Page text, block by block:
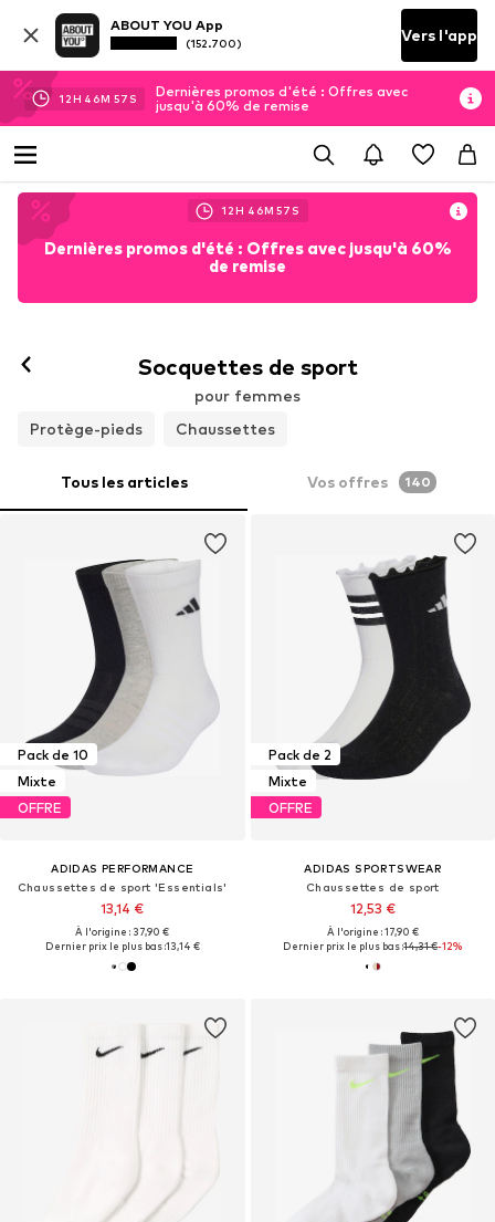
ABOUT YOU App
(152.700) Vers l'app
12H 46M 55 S
Dernières promos d'été : Offres avec
jusqu'à 60% de remise
12H 46M 55 S
Dernières promos d'été : Offres avec jusqu'à 60%
de remise
Socquettes de sport
pour femmes
Protège-pieds
Chaussettes
Tous les articles Vos offres 140
Pack de 10
Mixte
OFFRE
ADIDAS PERFORMANCE
Chaussettes de sport 'Essentials'
13,14 €
À l'origine : 37,90 €
Dernier prix le plus bas :13,14 €
Pack de 2
Mixte
OFFRE
ADIDAS SPORTSWEAR
Chaussettes de sport
12,53 €
À l'origine : 17,90 €
Dernier prix le plus bas :14,31 €-12%